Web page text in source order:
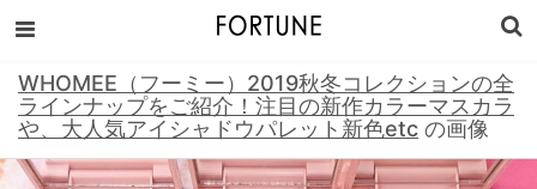
WHOMEE（フーミー）2019秋冬コレクションの全
ラインナップをご紹介！注目の新作カラーマスカラ
や、大人気アイシャドウパレット新色etc の画像